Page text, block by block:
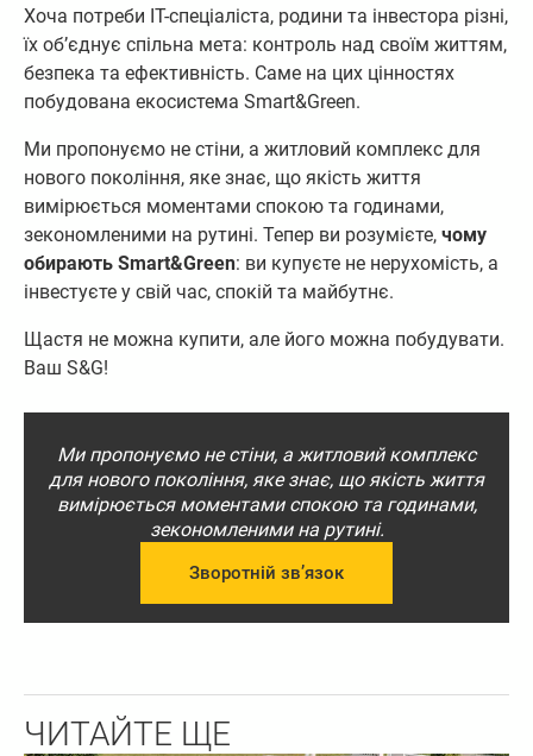
Хоча потреби IT-спеціаліста, родини та інвестора різні,
їх об’єднує спільна мета: контроль над своїм життям,
безпека та ефективність. Саме на цих цінностях
побудована екосистема Smart&Green.
Ми пропонуємо не стіни, а житловий комплекс для
нового покоління, яке знає, що якість життя
вимірюється моментами спокою та годинами,
зекономленими на рутині. Тепер ви розумієте, чому
обирають Smart&Green: ви купуєте не нерухомість, а
інвестуєте у свій час, спокій та майбутнє.
Щастя не можна купити, але його можна побудувати.
Ваш S&G!
Ми пропонуємо не стіни, а житловий комплекс
для нового покоління, яке знає, що якість життя
вимірюється моментами спокою та годинами,
зекономленими на рутині.
Зворотній зв’язок
ЧИТАЙТЕ ЩЕ